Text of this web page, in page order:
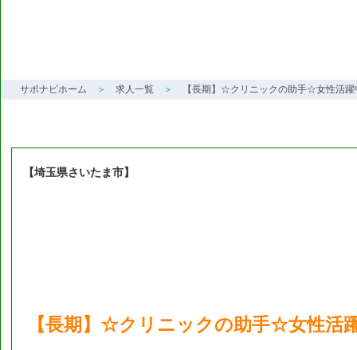
サポナビホーム 求人一覧 【長期】☆クリニックの助手☆女性活躍
【埼玉県さいたま市】
【長期】☆クリニックの助手☆女性活